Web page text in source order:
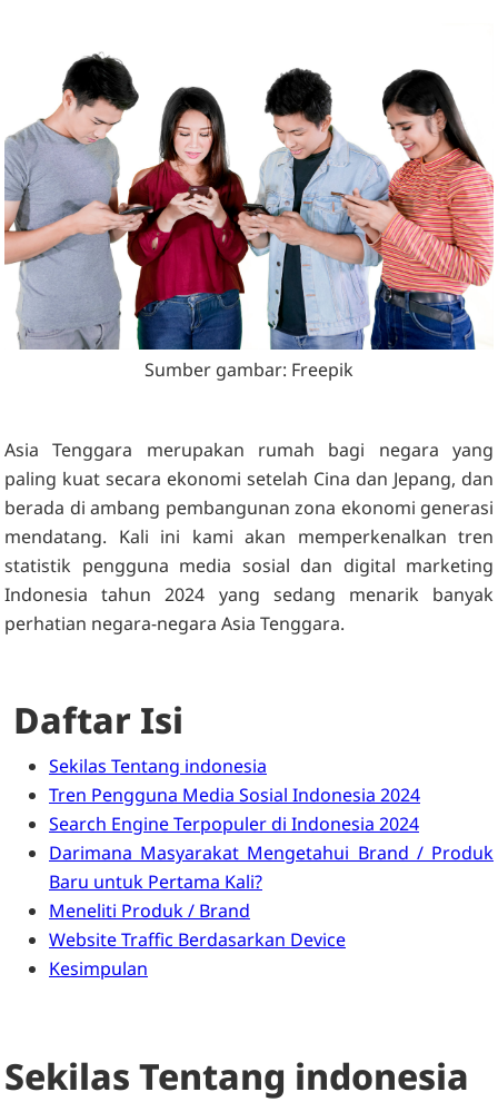
Sumber gambar: Freepik
Asia Tenggara merupakan rumah bagi negara yang
paling kuat secara ekonomi setelah Cina dan Jepang, dan
berada di ambang pembangunan zona ekonomi generasi
mendatang. Kali ini kami akan memperkenalkan tren
statistik pengguna media sosial dan digital marketing
Indonesia tahun 2024 yang sedang menarik banyak
perhatian negara-negara Asia Tenggara.
Daftar Isi
Sekilas Tentang indonesia
Tren Pengguna Media Sosial Indonesia 2024
Search Engine Terpopuler di Indonesia 2024
Darimana Masyarakat Mengetahui Brand / Produk
Baru untuk Pertama Kali?
Meneliti Produk / Brand
Website Traffic Berdasarkan Device
Kesimpulan
Sekilas Tentang indonesia